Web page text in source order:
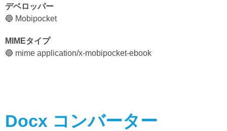
デベロッパー
🔵 Mobipocket
MIMEタイプ
🔵 mime application/x-mobipocket-ebook
Docx コンバーター